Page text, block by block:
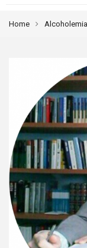
Home Alcoholemia